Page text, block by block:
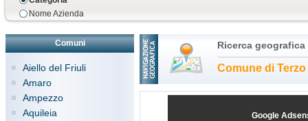
Nome Azienda
Comuni
Aiello del Friuli
Amaro
Ampezzo
Aquileia
Ricerca
Comune di
Google